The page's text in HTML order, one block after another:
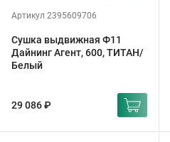
Артикул 2395609706
Сушка выдвижная Ф11
Дайнинг Агент, 600, ТИТАН/
Белый
29 086 ₽